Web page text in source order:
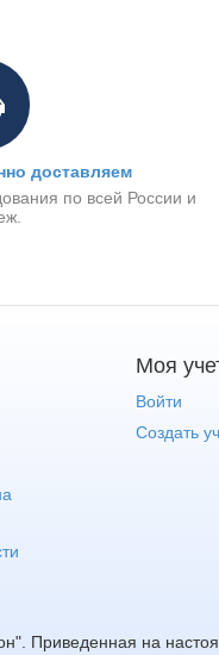
л/ч:
л/ч: 15.4
дизель
1530
пола, В, Ш,
доставляем
по всей России и
Моя
Войти
Создать
Приведенная на